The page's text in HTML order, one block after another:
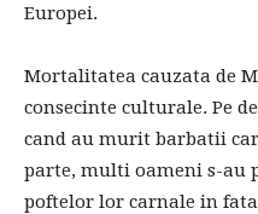
Europei.
Mortalitatea cauzata de
consecinte culturale. Pe
cand au murit barbatii
parte, multi oameni s-au
poftelor lor carnale in